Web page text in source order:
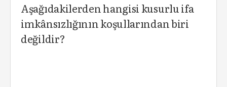
Aşağıdakilerden hangisi kusurlu ifa
imkânsızlığının koşullarından biri
değildir?